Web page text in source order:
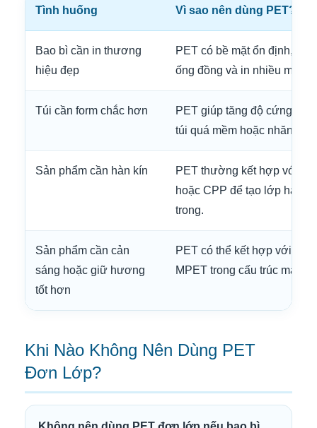
Tình huống Vì sao nên dùng PET?
Bao bì cần in thương
hiệu đẹp
PET có bề mặt ổn định, hỗ
ống đồng và in nhiều màu.
Túi cần form chắc hơn
PET giúp tăng độ cứng,
túi quá mềm hoặc nhăn.
Sản phẩm cần hàn kín
PET thường kết hợp với PE
hoặc CPP để tạo lớp hàn
trong.
Sản phẩm cần cản
sáng hoặc giữ hương
tốt hơn
PET có thể kết hợp với AL
MPET trong cấu trúc màng
Khi Nào Không Nên Dùng PET
Đơn Lớp?